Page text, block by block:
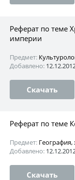
Реферат по теме
империи
Предмет:
Добавлено:
Скачать
Реферат по теме
Предмет: География,
Добавлено:
Скачать